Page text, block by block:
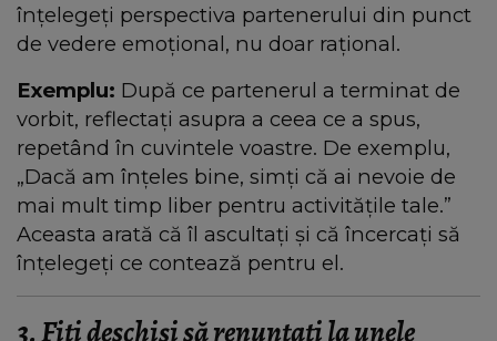
înțelegeți perspectiva partenerului din punct
de vedere emoțional, nu doar rațional.
Exemplu: După ce partenerul a terminat de
vorbit, reflectați asupra a ceea ce a spus,
repetând în cuvintele voastre. De exemplu,
„Dacă am înțeles bine, simți că ai nevoie de
mai mult timp liber pentru activitățile tale.”
Aceasta arată că îl ascultați și că încercați să
înțelegeți ce contează pentru el.
3. Fiți deschiși să renunțați la unele